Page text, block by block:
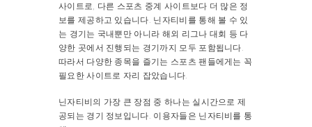
사이트로, 다른 스포츠 중계 사이트보다 더 많은 정
보를 제공하고 있습니다. 닌자티비를 통해 볼 수 있
는 경기는 국내뿐만 아니라 해외 리그나 대회 등 다
양한 곳에서 진행되는 경기까지 모두 포함됩니다.
따라서 다양한 종목을 즐기는 스포츠 팬들에게는 꼭
필요한 사이트로 자리 잡았습니다.
닌자티비의 가장 큰 장점 중 하나는 실시간으로 제
공되는 경기 정보입니다. 이용자들은 닌자티비를 통